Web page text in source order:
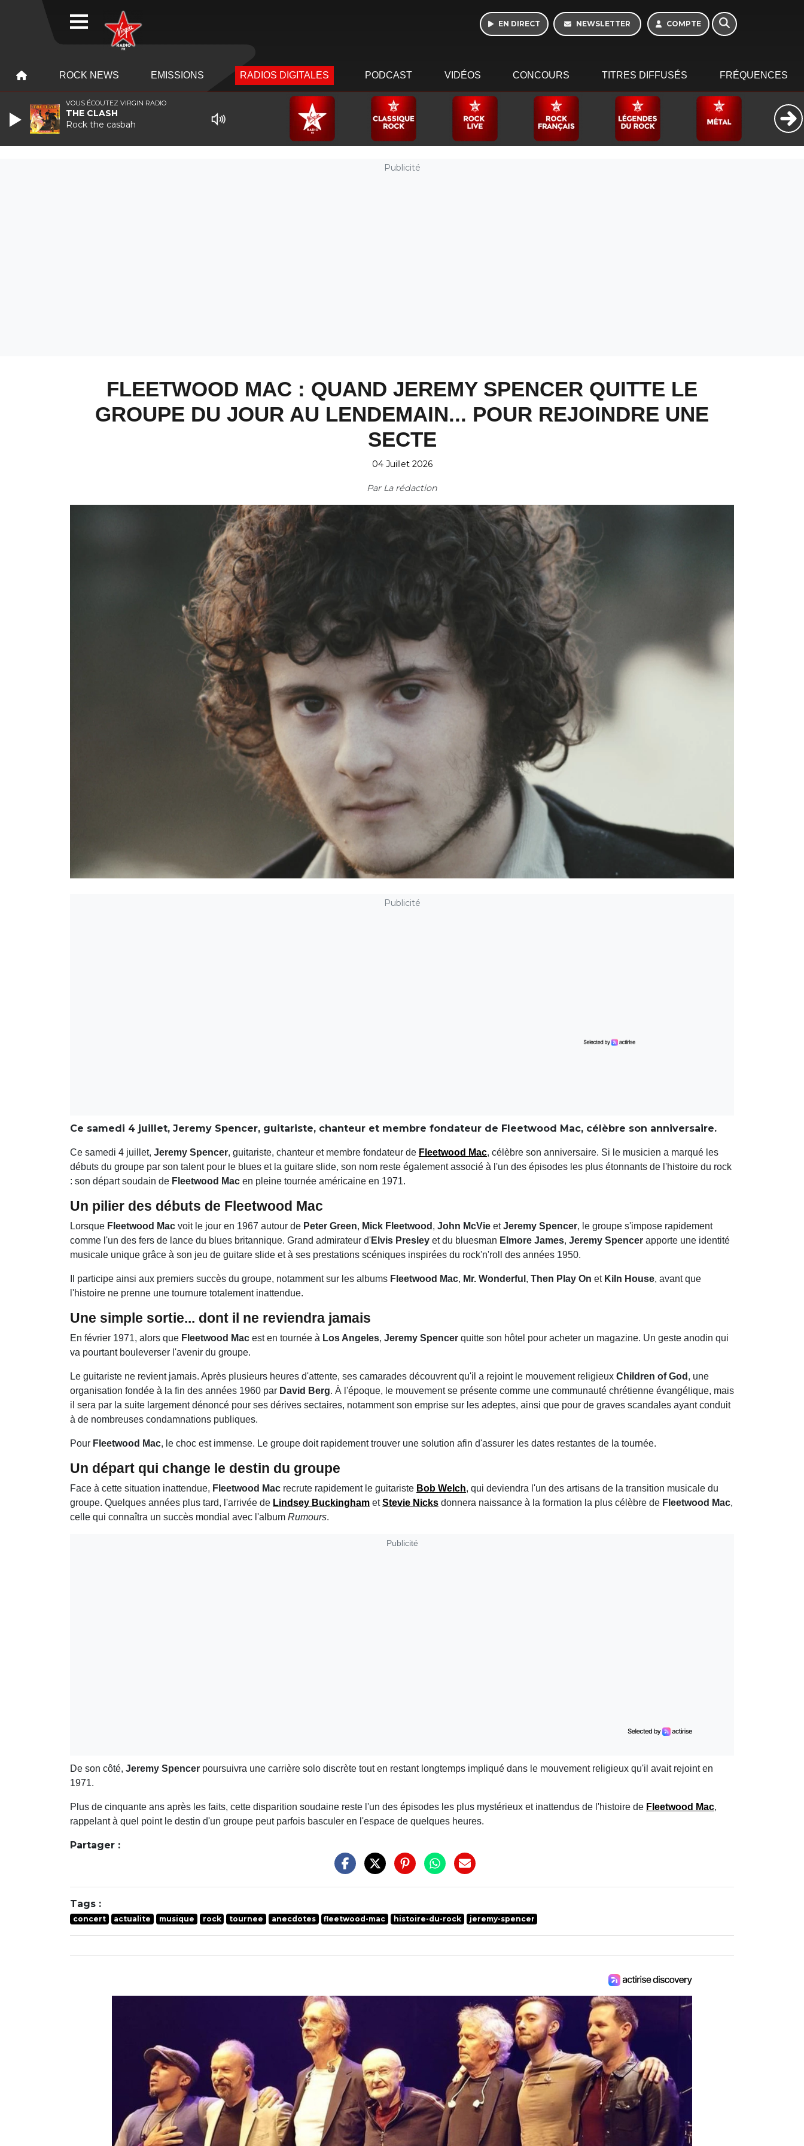
EN DIRECT NEWSLETTER COMPTE
ROCK NEWS EMISSIONS RADIOS DIGITALES PODCAST VIDÉOS CONCOURS TITRES DIFFUSÉS FRÉQUENCES
Publicité
FLEETWOOD MAC : QUAND JEREMY SPENCER QUITTE LE
GROUPE DU JOUR AU LENDEMAIN... POUR REJOINDRE UNE
SECTE
04 Juillet 2026
Par La rédaction
Publicité
Ce samedi 4 juillet, Jeremy Spencer, guitariste, chanteur et membre fondateur de Fleetwood Mac, célèbre son anniversaire.
Ce samedi 4 juillet, Jeremy Spencer, guitariste, chanteur et membre fondateur de Fleetwood Mac, célèbre son anniversaire. Si le musicien a marqué les
débuts du groupe par son talent pour le blues et la guitare slide, son nom reste également associé à l'un des épisodes les plus étonnants de l'histoire du rock
: son départ soudain de Fleetwood Mac en pleine tournée américaine en 1971.
Un pilier des débuts de Fleetwood Mac
Lorsque Fleetwood Mac voit le jour en 1967 autour de Peter Green, Mick Fleetwood , John McVie etJeremy Spencer, le groupe s'impose rapidement
comme l'un des fers de lance du blues britannique. Grand admirateur d'Elvis Presley et du bluesman Elmore James, Jeremy Spencer apporte une identité
musicale unique grâce à son jeu de guitare slide et à ses prestations scéniques inspirées du rock'n'roll des années 1950.
Il participe ainsi aux premiers succès du groupe, notamment sur les albums Fleetwood Mac, Mr. Wonderful , Then Play On et Kiln House, avant que
l'histoire ne prenne une tournure totalement inattendue.
Une simple sortie... dont il ne reviendra jamais
En février 1971, alors que Fleetwood Mac est en tournée à Los Angeles, Jeremy Spencer quitte son hôtel pour acheter un magazine. Un geste anodin qui
va pourtant bouleverser l'avenir du groupe.
Le guitariste ne revient jamais. Après plusieurs heures d'attente, ses camarades découvrent qu'il a rejoint le mouvement religieux Children of God , une
organisation fondée à la fin des années 1960 par David Berg. À l'époque, le mouvement se présente comme une communauté chrétienne évangélique, mais
il sera par la suite largement dénoncé pour ses dérives sectaires, notamment son emprise sur les adeptes, ainsi que pour de graves scandales ayant conduit
à de nombreuses condamnations publiques.
Pour Fleetwood Mac, le choc est immense. Le groupe doit rapidement trouver une solution afin d'assurer les dates restantes de la tournée.
Un départ qui change le destin du groupe
Face à cette situation inattendue, Fleetwood Mac recrute rapidement le guitariste Bob Welch, qui deviendra l'un des artisans de la transition musicale du
groupe. Quelques années plus tard, l'arrivée de Lindsey Buckingham etStevie Nicks donnera naissance à la formation la plus célèbre de Fleetwood Mac,
celle qui connaîtra un succès mondial avec l'album Rumours.
Publicité
De son côté, Jeremy Spencer poursuivra une carrière solo discrète tout en restant longtemps impliqué dans le mouvement religieux qu'il avait rejoint en
1971.
Plus de cinquante ans après les faits, cette disparition soudaine reste l'un des épisodes les plus mystérieux et inattendus de l'histoire de Fleetwood Mac,
rappelant à quel point le destin d'un groupe peut parfois basculer en l'espace de quelques heures.
Partager :
Tags :
concert actualite musique rock tournee anecdotes fleetwood-mac histoire-du-rock jeremy-spencer
VOUS ÉCOUTEZ VIRGIN RADIO
THE CLASH
Rock the casbah
WEBRADIO